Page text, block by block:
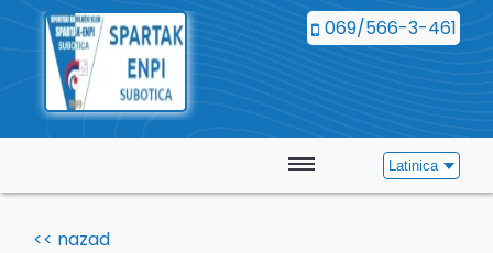
069/566-3-461
Latinica
<< nazad